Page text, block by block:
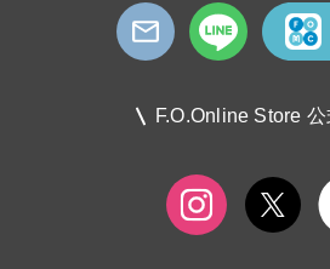
F.O.Online Store